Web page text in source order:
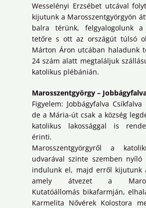
Wesselényi Erzsébet utcával
kijutunk a Marosszentgyörgyön
balra térünk, felgyalogolunk a
tetőre s ott az országút túlsó
Márton Áron utcában haladunk
24 szám alatt megtaláljuk
katolikus plébánián.
Marosszentgyörgy –
Figyelem: Jobbágyfalva Csíkfalva
de a Mária-út csak a község
katolikus lakossággal is
érinti.
Marosszentgyörgyről a
udvarával szinte szemben nyíló
indulunk el, majd erről kijutunk
amely átvezet a
Kutatóállomás bikafarmján,
Karmelita Nővérek Kolostora